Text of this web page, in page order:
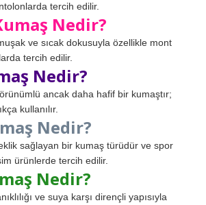
tercih edilir.
Nedir?
ve sıcak dokusuyla özellikle mont
tercih edilir.
Nedir?
ancak daha hafif bir kumaştır;
kullanılır.
Nedir?
sağlayan bir kumaş türüdür ve spor
ürünlerde tercih edilir.
Nedir?
ve suya karşı dirençli yapısıyla